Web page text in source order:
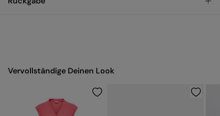
Pflege
Kalt bügeln
HAUSE
Vervollständige Deinen Look